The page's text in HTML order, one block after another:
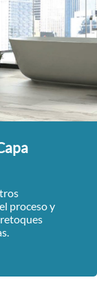
proceso y